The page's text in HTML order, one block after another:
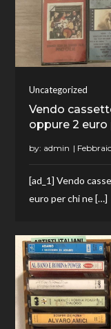
Uncategorized
Vendo
oppure 2
by: admin
[ad_1] Vendo
euro per chi ne […]